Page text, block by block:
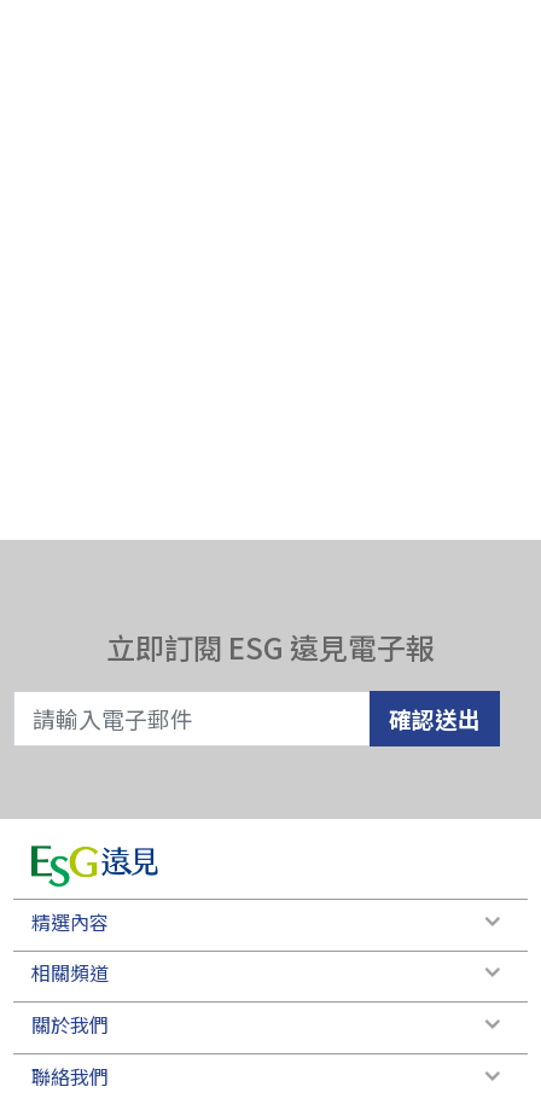
立即訂閱 ESG 遠見電子報
確認送出
精選內容
相關頻道
關於我們
聯絡我們